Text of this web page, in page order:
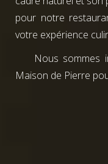
pour notre
votre expérience
Nous sommes
Maison de Pierre